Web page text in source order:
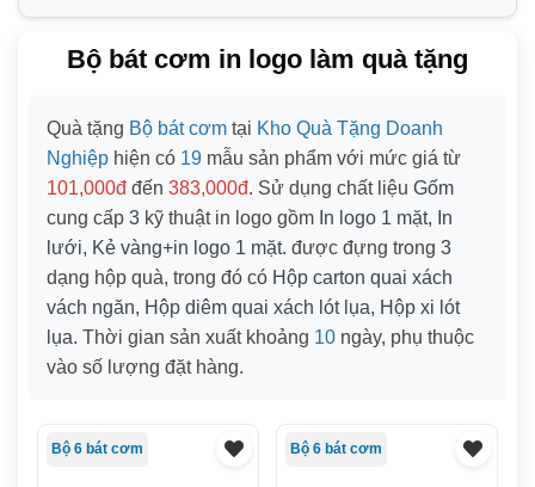
Bộ bát cơm in logo làm quà tặng
Quà tặng Bộ bát cơm tại Kho Quà Tặng Doanh
Nghiệp hiện có 19 mẫu sản phẩm với mức giá từ
101,000đ đến 383,000đ. Sử dụng chất liệu Gốm
cung cấp 3 kỹ thuật in logo gồm In logo 1 mặt, In
lưới, Kẻ vàng+in logo 1 mặt. được đựng trong 3
dạng hộp quà, trong đó có Hộp carton quai xách
vách ngăn, Hộp diêm quai xách lót lụa, Hộp xi lót
lụa. Thời gian sản xuất khoảng 10 ngày, phụ thuộc
vào số lượng đặt hàng.
Bộ 6 bát cơm Bộ 6 bát cơm